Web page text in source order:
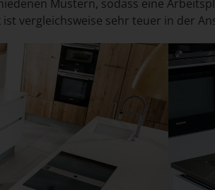
Mustern, sodass eine
vergleichsweise sehr teuer in der